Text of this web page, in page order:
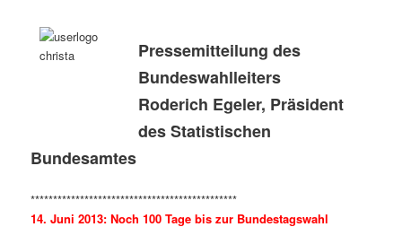
Pressemitteilung des
Bundeswahlleiters
Roderich Egeler, Präsident
des Statistischen
Bundesamtes
**********************************************
14. Juni 2013: Noch 100 Tage bis zur Bundestagswahl